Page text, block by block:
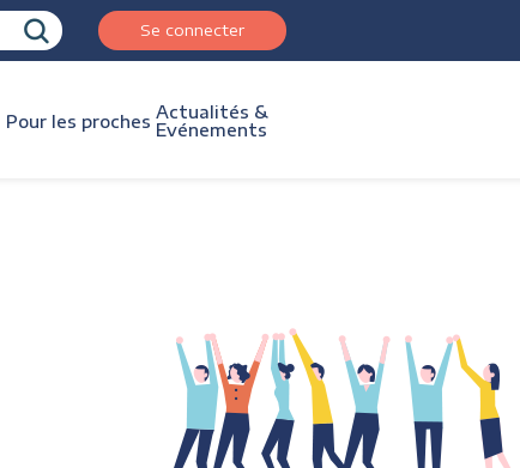
Se connecter
Pour les proches Actualités &
Evénements